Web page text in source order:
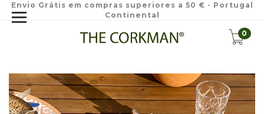
Envio Grátis em compras superiores a 50 € - Portugal
Continental
0